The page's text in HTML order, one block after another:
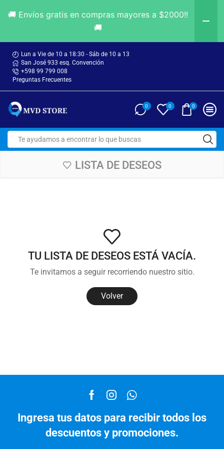
Lun a Vie de 10 a 18:30 - Sáb de 10 a 13
San José 933 esq. Convención
+598 99 799 008
Preguntas Frecuentes
0 0 0
LISTA DE DESEOS
TU LISTA DE DESEOS ESTÁ VACÍA.
Te invitamos a seguir recorriendo nuestro sitio.
Volver
Ingresa tus datos para recibir todos los
descuentos y promociones.
🚚 Envíos gratis en compras mayores a $2000!!
🚚